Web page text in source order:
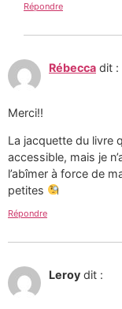
Répondre
Rébecca dit :
Merci!!
La jacquette du livre
accessible, mais je
l’abîmer à force de
petites
Répondre
Leroy dit :